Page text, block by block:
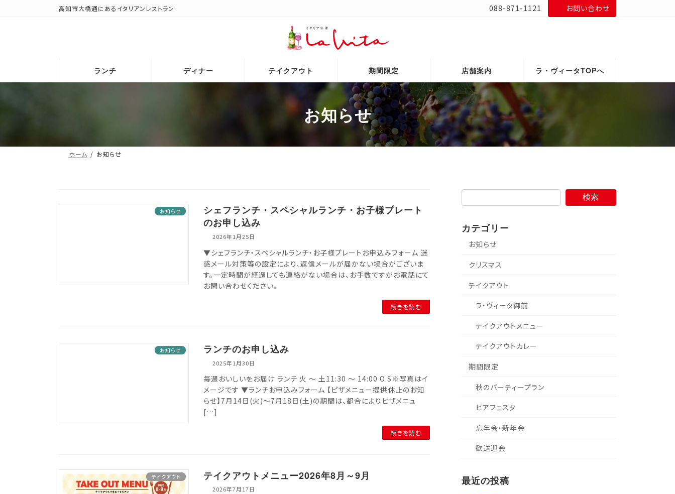
ッ移
高知市大橋通にあるイタリアンレストラン 088-871-1121 お問い合わせ
ランチ ディナー テイクアウト 期間限定 店舗案内 ラ・ヴィータTOPへ
お知らせ
ホーム お知らせ
お知らせ
シェフランチ・スペシャルランチ・お子様プレート
のお申し込み
2026年1月25日
▼シェフランチ・スペシャルランチ・お子様プレートお申込みフォーム 迷
惑メール対策等の設定により、返信メールが届かない場合がございま
す。一定時間が経過しても連絡がない場合は、お手数ですがお電話にて
お問い合わせください。
続きを読む
お知らせ ランチのお申し込み
2025年1月30日
毎週おいしいをお届け ランチ 火 〜 土11:30 〜 14:00 O.S※写真はイ
メージです ▼ランチお申込みフォーム 【ピザメニュー提供休止のお知
らせ】7月14日(火)～7月18日(土)の期間は、都合によりピザメニュ
[…]
続きを読む
テイクアウト テイクアウトメニュー2026年8月～9月
2026年7月17日
検索
カテゴリー
お知らせ
クリスマス
テイクアウト
ラ・ヴィータ御前
テイクアウトメニュー
テイクアウトカレー
期間限定
秋のパーティープラン
ビアフェスタ
忘年会・新年会
歓送迎会
最近の投稿